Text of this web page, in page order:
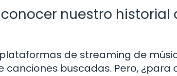
nuestro historial
de streaming de
buscadas. Pero, ¿para